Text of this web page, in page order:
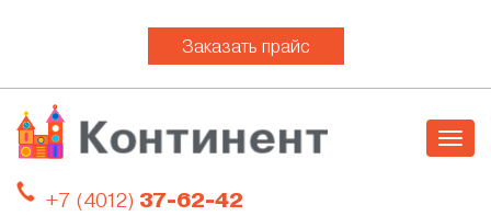
Заказать прайс
+7 (4012) 37-62-42